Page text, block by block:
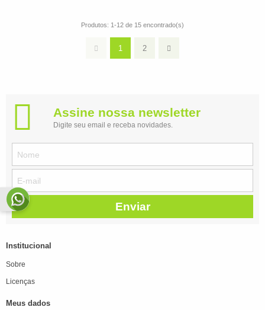
Produtos: 1-12 de 15 encontrado(s)
1 2
Assine nossa newsletter
Digite seu email e receba novidades.
Enviar
Institucional
Sobre
Licenças
Meus dados